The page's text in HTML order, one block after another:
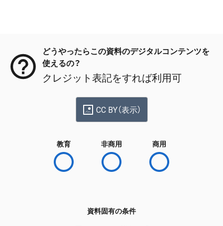
どうやったらこの資料のデジタルコンテンツを
使えるの？
クレジット表記をすれば利用可
CC BY（表示）
教育 非商用 商用
資料固有の条件